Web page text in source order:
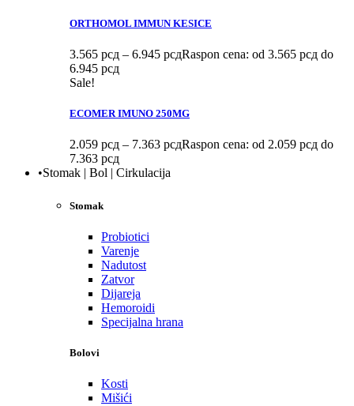
ORTHOMOL IMMUN KESICE
3.565 рсд – 6.945 рсдRaspon cena: od 3.565 рсд do
6.945 рсд
Sale!
ECOMER IMUNO 250MG
2.059 рсд – 7.363 рсдRaspon cena: od 2.059 рсд do
7.363 рсд
•Stomak | Bol | Cirkulacija
Stomak
Probiotici
Varenje
Nadutost
Zatvor
Dijareja
Hemoroidi
Specijalna hrana
Bolovi
Kosti
Mišići